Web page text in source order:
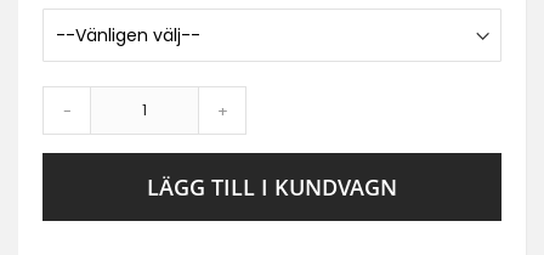
- +
LÄGG TILL I KUNDVAGN